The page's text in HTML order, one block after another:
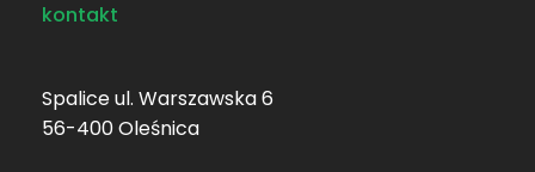
kontakt
Spalice ul. Warszawska 6
56-400 Oleśnica